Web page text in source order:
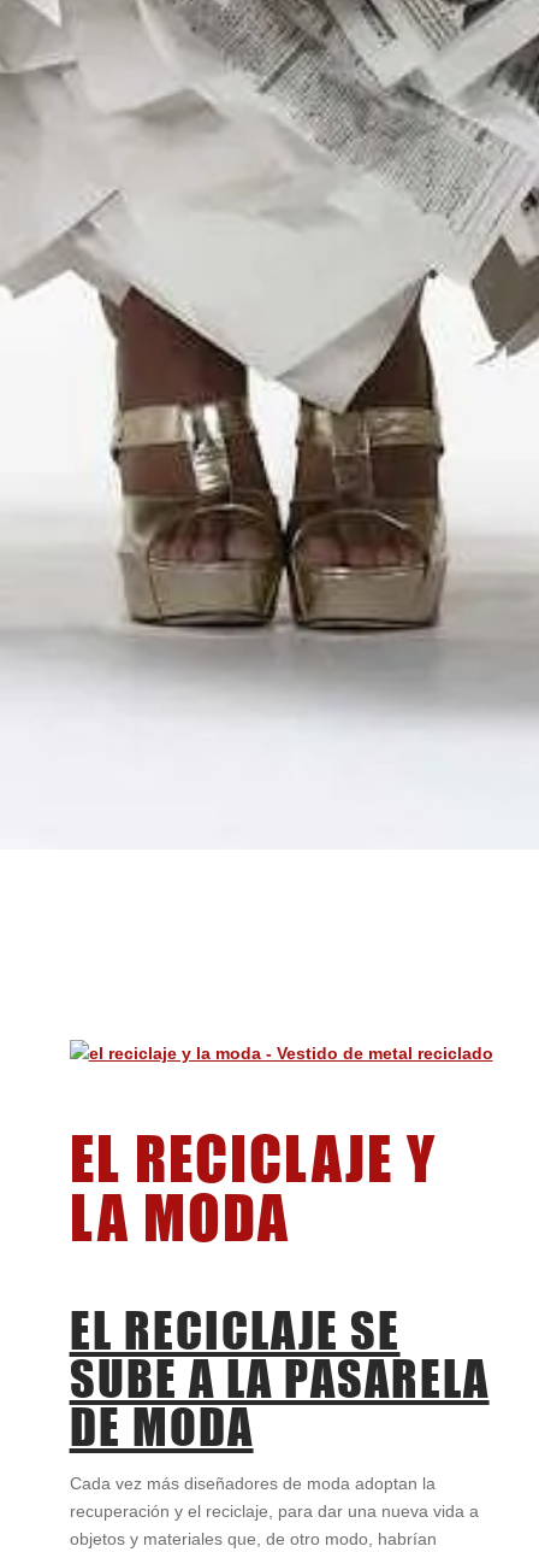
EL RECICLAJE Y
LA MODA
EL RECICLAJE SE
SUBE A LA PASARELA
DE MODA
Cada vez más diseñadores de moda adoptan la
recuperación y el reciclaje, para dar una nueva vida a
objetos y materiales que, de otro modo, habrían